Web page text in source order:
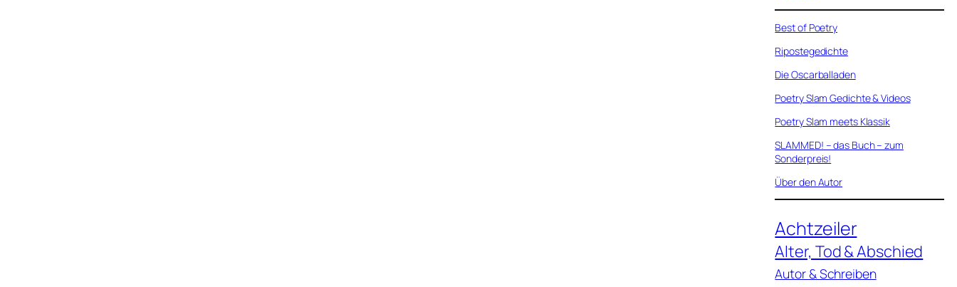
Best of Poetry
Ripostegedichte
Die Oscarballaden
Poetry Slam Gedichte & Videos
Poetry Slam meets Klassik
SLAMMED! – das Buch – zum
Sonderpreis!
Über den Autor
Achtzeiler
Alter, Tod & Abschied
Autor & Schreiben